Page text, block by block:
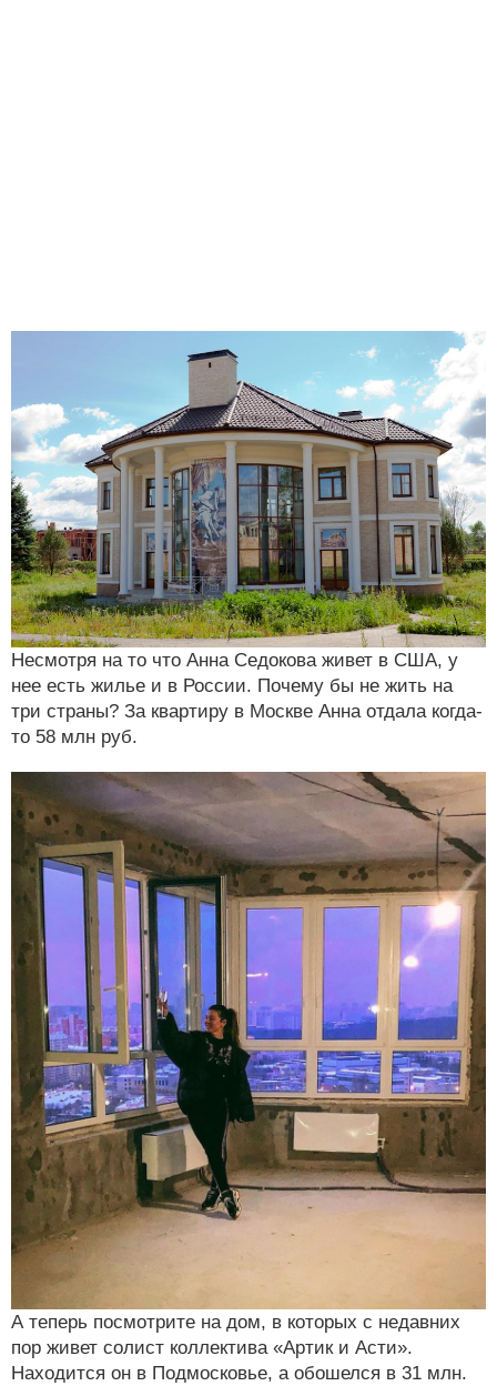
Несмотря на то что Анна Седокова живет в США, у
нее есть жилье и в России. Почему бы не жить на
три страны? За квартиру в Москве Анна отдала когда-
то 58 млн руб.
А теперь посмотрите на дом, в которых с недавних
пор живет солист коллектива «Артик и Асти».
Находится он в Подмосковье, а обошелся в 31 млн.